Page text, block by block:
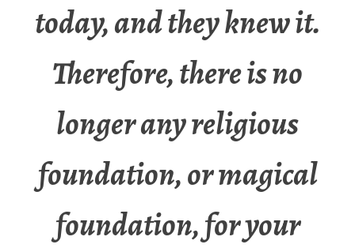
today, and they knew it.
Therefore, there is no
longer any religious
foundation, or magical
foundation, for your